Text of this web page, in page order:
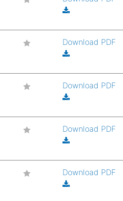
Download PDF
Download PDF
Download PDF
Download PDF